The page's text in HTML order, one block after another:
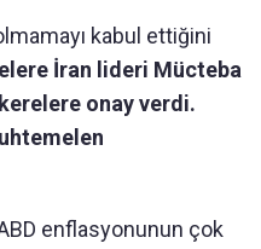
kabul ettiğini
İran lideri Mücteba
onay verdi.
enflasyonunun çok